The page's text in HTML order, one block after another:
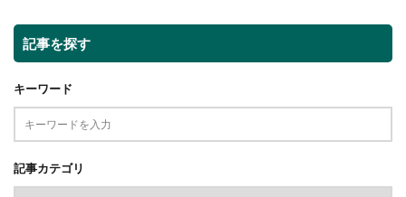
記事を探す
キーワード
記事カテゴリ